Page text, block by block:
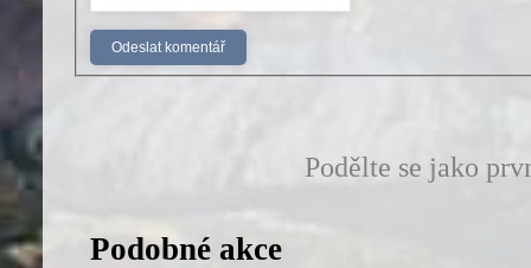
Podělte se jako
Podobné akce